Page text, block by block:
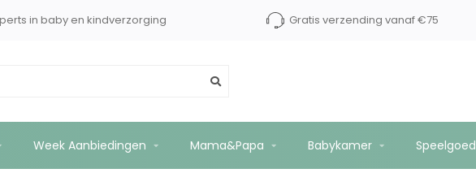
in baby en kindverzorging Gratis verzending vanaf €75
Week Aanbiedingen Mama&Papa Babykamer Speelgoed